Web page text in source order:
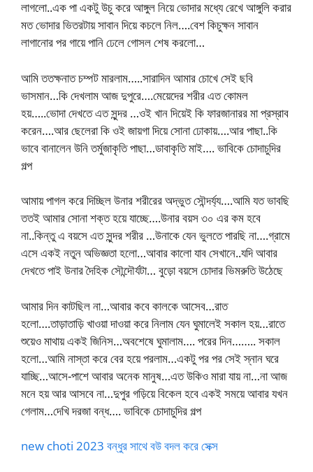
লাগলো..এক পা একটু উচু করে আঙ্গুল নিয়ে ভোদার মধ্যে রেখে আঙ্গুলি করার
মত ভোদার ভিতরটায় সাবান দিয়ে কচলে নিল….বেশ কিচুক্ষন সাবান
লাগানোর পর গায়ে পানি ঢেলে গোসল শেষ করলো…
আমি ততক্ষনাত চম্পট মারলাম…..সারাদিন আমার চোখে সেই ছবি
ভাসমান…কি দেখলাম আজ দুপুরে….মেয়েদের শরীর এত কোমল
হয়…..ভোদা দেখতে এত সুন্দর …ওই খান দিয়েই কি ফারজানারর মা প্রস্রাব
করেন….আর ছেলেরা কি ওই জায়গা দিয়ে সোনা ঢোকায়….আর পাছা..কি
ভাবে বানালেন উনি তর্মুজাকৃতি পাছা…ডাবাকৃতি মাই…. ভাবিকে চোদাচুদির
গল্প
আমায় পাগল করে দিচ্ছিল উনার শরীরের অদ্ভুত সৌন্দর্য্য….আমি যত ভাবছি
ততই আমার সোনা শক্ত হয়ে যাচ্ছে….উনার বয়স ৩০ এর কম হবে
না..কিন্তু এ বয়সে এত সুন্দর শরীর …উনাকে যেন ভুলতে পারছি না….গ্রামে
এসে একই নতুন অভিজ্ঞতা হলো…আবার কালো যাব সেখানে..যদি আবার
দেখতে পাই উনার দৈহিক সৌন্দৌর্যটা… বুড়ো বয়সে চোদার ভিমরুতি উঠেছে
আমার দিন কাটছিল না…আবার কবে কালকে আসেব…রাত
হলো….তাড়াতাড়ি খাওয়া দাওয়া করে নিলাম যেন ঘুমালেই সকাল হয়…রাতে
শুয়েও মাথায় একই জিনিস…অবশেষে ঘুমালাম…. পরের দিন…….. সকাল
হলো…আমি নাস্তা করে বের হয়ে পরলাম…একটু পর পর সেই স্নান ঘরে
যাচ্ছি…আসে-পাশে আবার অনেক মানুষ…এত উকিও মারা যায় না…না আজ
মনে হয় আর আসবে না…দুপুর গড়িয়ে বিকেল হবে একই সময়ে আবার যখন
গেলাম…দেখি দরজা বন্ধ…. ভাবিকে চোদাচুদির গল্প
new choti 2023 বন্ধুর সাথে বউ বদল করে সেক্স